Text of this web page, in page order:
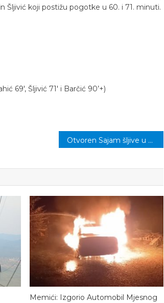
Šljivić koji postižu pogotke u 60. i 71. minuti.
69′, Šljivić 71′ i Barčić 90’+)
Otvoren Sajam šljive u Gradačcu: Na 5.000 metara kvadratnih predstavit će se više od 300 izlagača
Memići: Izgorio Automobil Mjesnog